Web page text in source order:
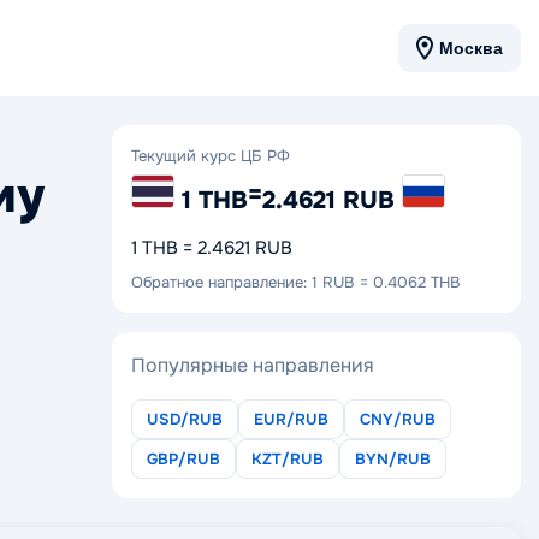
Москва
Текущий курс ЦБ РФ
1 THB=2.4621 RUB
1 THB = 2.4621 RUB
Обратное направление: 1 RUB = 0.4062 THB
Популярные направления
USD/RUB EUR/RUB
CNY/RUB
GBP/RUB
KZT/RUB BYN/RUB